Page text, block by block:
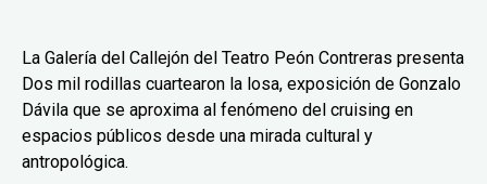
La Galería del Callejón del Teatro Peón Contreras presenta
Dos mil rodillas cuartearon la losa, exposición de Gonzalo
Dávila que se aproxima al fenómeno del cruising en
espacios públicos desde una mirada cultural y
antropológica.